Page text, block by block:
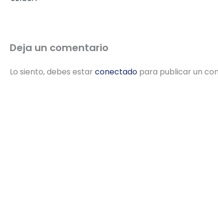
Deja un comentario
Lo siento, debes estar conectado para publicar un